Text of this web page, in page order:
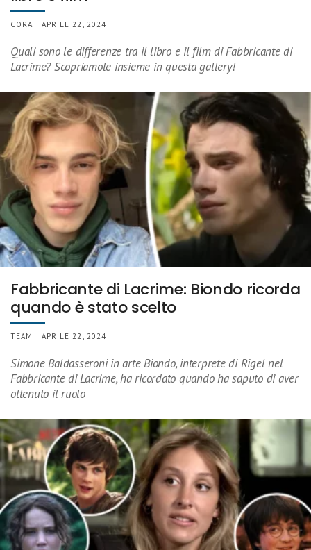
CORA | APRILE 22, 2024
Quali sono le differenze tra il libro e il film di Fabbricante di
Lacrime? Scopriamole insieme in questa gallery!
Fabbricante di Lacrime: Biondo ricorda
quando è stato scelto
TEAM | APRILE 22, 2024
Simone Baldasseroni in arte Biondo, interprete di Rigel nel
Fabbricante di Lacrime, ha ricordato quando ha saputo di aver
ottenuto il ruolo